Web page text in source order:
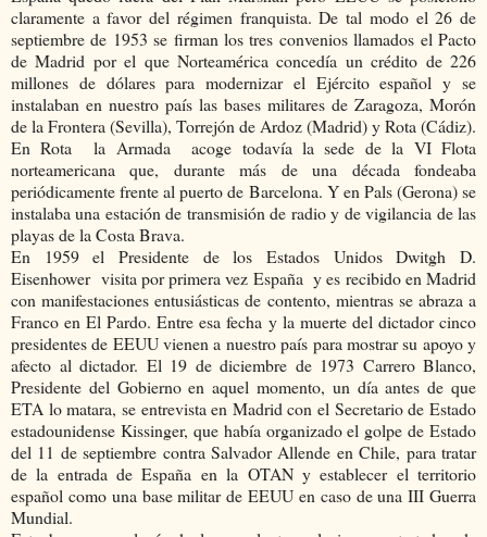
claramente a favor del régimen franquista. De tal modo el 26 de
septiembre de 1953 se firman los tres convenios llamados el Pacto
de Madrid por el que Norteamérica concedía un crédito de 226
millones de dólares para modernizar el Ejército español y se
instalaban en nuestro país las bases militares de Zaragoza, Morón
de la Frontera (Sevilla), Torrejón de Ardoz (Madrid) y Rota (Cádiz).
En Rota la Armada acoge todavía la sede de la VI Flota
norteamericana que, durante más de una década fondeaba
periódicamente frente al puerto de Barcelona. Y en Pals (Gerona) se
instalaba una estación de transmisión de radio y de vigilancia de las
playas de la Costa Brava.
En 1959 el Presidente de los Estados Unidos Dwitgh D.
Eisenhower visita por primera vez España y es recibido en Madrid
con manifestaciones entusiásticas de contento, mientras se abraza a
Franco en El Pardo. Entre esa fecha y la muerte del dictador cinco
presidentes de EEUU vienen a nuestro país para mostrar su apoyo y
afecto al dictador. El 19 de diciembre de 1973 Carrero Blanco,
Presidente del Gobierno en aquel momento, un día antes de que
ETA lo matara, se entrevista en Madrid con el Secretario de Estado
estadounidense Kissinger, que había organizado el golpe de Estado
del 11 de septiembre contra Salvador Allende en Chile, para tratar
de la entrada de España en la OTAN y establecer el territorio
español como una base militar de EEUU en caso de una III Guerra
Mundial.